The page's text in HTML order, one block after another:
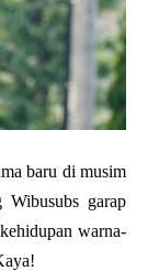
baru di musim
garap
warna-